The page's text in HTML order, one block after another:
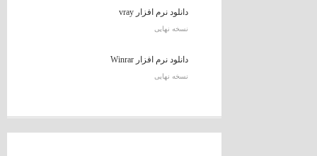
دانلود نرم افزار vray
نسخه نهایی
دانلود نرم افزار Winrar
نسخه نهایی